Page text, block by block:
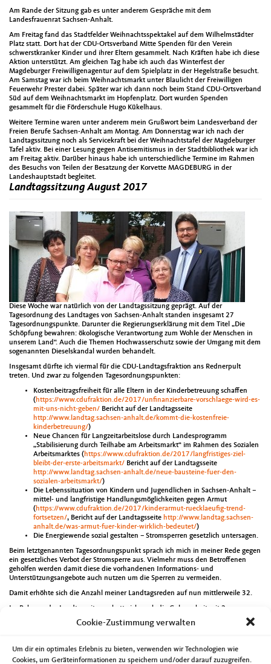
Cookie-Zustimmung verwalten
Um dir ein optimales Erlebnis zu bieten, verwenden wir Technologien wie
Cookies, um Geräteinformationen zu speichern und/oder darauf zuzugreifen.
Am Rande der Sitzung gab es unter anderem Gespräche mit dem
Landesfrauenrat Sachsen-Anhalt.
Am Freitag fand das Stadtfelder Weihnachtsspektakel auf dem Wilhelmstädter
Platz statt. Dort hat der CDU-Ortsverband Mitte Spenden für den Verein
schwerstkranker Kinder und ihrer Eltern gesammelt. Nach Kräften habe ich diese
Aktion unterstützt. Am gleichen Tag habe ich auch das Winterfest der
Magdeburger Freiwilligenagentur auf dem Spielplatz in der Hegelstraße besucht.
Am Samstag war ich beim Weihnachtsmarkt unter Blaulicht der Freiwilligen
Feuerwehr Prester dabei. Später war ich dann noch beim Stand CDU-Ortsverband
Süd auf dem Weihnachtsmarkt im Hopfenplatz. Dort wurden Spenden
gesammelt für die Förderschule Hugo Kükelhaus.
Weitere Termine waren unter anderem mein Grußwort beim Landesverband der
Freien Berufe Sachsen-Anhalt am Montag. Am Donnerstag war ich nach der
Landtagssitzung noch als Servicekraft bei der Weihnachtstafel der Magdeburger
Tafel aktiv. Bei einer Lesung gegen Antisemitismus in der Stadtbibliothek war ich
am Freitag aktiv. Darüber hinaus habe ich unterschiedliche Termine im Rahmen
des Besuchs von Teilen der Besatzung der Korvette MAGDEBURG in der
Landeshauptstadt begleitet.
Landtagssitzung August 2017
Diese Woche war natürlich von der Landtagssitzung geprägt. Auf der
Tagesordnung des Landtages von Sachsen-Anhalt standen insgesamt 27
Tagesordnungspunkte. Darunter die Regierungserklärung mit dem Titel „Die
Schöpfung bewahren: ökologische Verantwortung zum Wohle der Menschen in
unserem Land“. Auch die Themen Hochwasserschutz sowie der Umgang mit dem
sogenannten Dieselskandal wurden behandelt.
Insgesamt dürfte ich viermal für die CDU-Landtagsfraktion ans Rednerpult
treten. Und zwar zu folgenden Tagesordnungspunkten:
Kostenbeitragsfreiheit für alle Eltern in der Kinderbetreuung schaffen
( https://www.cdufraktion.de/2017/unfinanzierbare-vorschlaege-wird-es-
mit-uns-nicht-geben/ Bericht auf der Landtagsseite
http://www.landtag.sachsen-anhalt.de/kommt-die-kostenfreie-
kinderbetreuung/)
Neue Chancen für Langzeitarbeitslose durch Landesprogramm
„Stabilisierung durch Teilhabe am Arbeitsmarkt“ im Rahmen des Sozialen
Arbeitsmarktes ( https://www.cdufraktion.de/2017/langfristiges-ziel-
bleibt-der-erste-arbeitsmarkt/ Bericht auf der Landtagsseite
http://www.landtag.sachsen-anhalt.de/neue-bausteine-fuer-den-
sozialen-arbeitsmarkt/)
Die Lebenssituation von Kindern und Jugendlichen in Sachsen-Anhalt –
mittel- und langfristige Handlungsmöglichkeiten gegen Armut
( https://www.cdufraktion.de/2017/kinderarmut-ruecklaeufig-trend-
fortsetzen/, Bericht auf der Landtagsseite http://www.landtag.sachsen-
anhalt.de/was-armut-fuer-kinder-wirklich-bedeutet/)
Die Energiewende sozial gestalten – Stromsperren gesetzlich untersagen.
Beim letztgenannten Tagesordnungspunkt sprach ich mich in meiner Rede gegen
ein gesetzliches Verbot der Stromsperre aus. Vielmehr muss den Betroffenen
geholfen werden damit diese die vorhandenen Informations- und
Unterstützungsangebote auch nutzen um die Sperren zu vermeiden.
Damit erhöhte sich die Anzahl meiner Landtagsreden auf nun mittlerweile 32.
Im Rahmen der Landtagssitzung hatte ich auch die Gelegenheit mit 2
Schulklassen des Norbertusgymnasium über meine Arbeit als
Landtagsabgeordneter zu informieren und vor allem auf deren Fragen zu
Aber es standen auch viele weitere wichtige Termine in meinem Kalender. So
unter anderem die Klausurtagung der CDU-Landtagsfraktion. Ebenso der Besuch